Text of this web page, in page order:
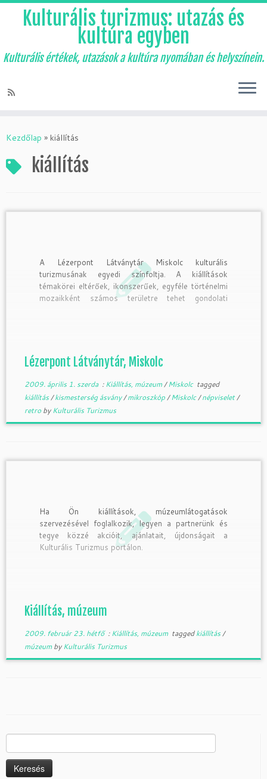
to
Kulturális turizmus: utazás és
kultúra egyben
Kulturális értékek, utazások a kultúra nyomában és helyszínein.
Kezdőlap » kiállítás
kiállítás
A Lézerpont Látványtár Miskolc kulturális
turizmusának egyedi színfoltja. A kiállítások
témakörei eltérőek, ikonszerűek, egyféle történelmi
mozaikként számos területre tehet gondolati
viseletgyűjteményével, nagyapáink lassan feledésbe
merülő kismesterségeivel, […]
Lézerpont Látványtár, Miskolc
2009. április 1. szerda:Kiállítás, múzeum/Miskolc tagged
kiállítás/kismesterség ásvány/mikroszkóp/Miskolc/népviselet/
retrobyKulturális Turizmus
Ha Ön kiállítások, múzeumlátogatások
szervezésével foglalkozik, legyen a partnerünk és
tegye közzé akcióit, ajánlatait, újdonságait a
Kulturális Turizmus portálon.
Kiállítás, múzeum
2009. február 23. hétfő:Kiállítás, múzeum taggedkiállítás/
múzeum byKulturális Turizmus